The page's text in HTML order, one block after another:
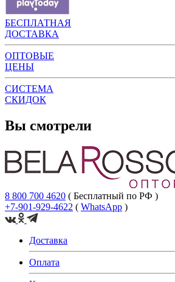
БЕСПЛАТНАЯ
ДОСТАВКА
ОПТОВЫЕ
ЦЕНЫ
СИСТЕМА
СКИДОК
Вы смотрели
8 800 700 4620 ( Бесплатный по РФ )
+7-901-929-4622 ( WhatsApp )
Доставка
Оплата